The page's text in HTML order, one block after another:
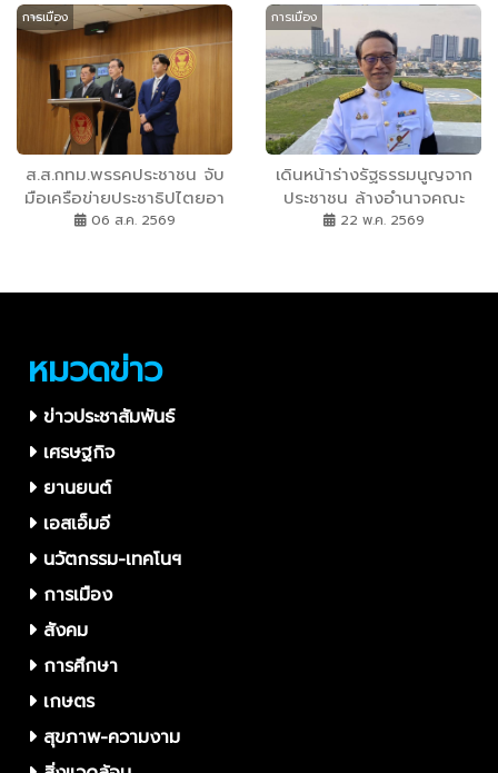
ที่ศาลเจ้าไต้ฮงกง
การเมือง
ส.ส.กทม.พรรคประชาชน จับ
มือเครือข่ายประชาธิปไตยอา
เซียนฯ คัดค้าน“มิน อ่อง
เผด็จการในเมียนมา เรียกร้อง
06 ส.ค. 2569
การเมือง
เดินหน้าร่างรัฐธรรมนูญจาก
ประชาชน ล้างอำนาจคณะ
รัฐประหารในการกำกับระบอบ
22 พ.ค. 2569
หมวดข่าว
ข่าวประชาสัมพันธ์
เศรษฐกิจ
ยานยนต์
เอสเอ็มอี
นวัตกรรม-เทคโนฯ
การเมือง
สังคม
การศึกษา
เกษตร
สุขภาพ-ความงาม